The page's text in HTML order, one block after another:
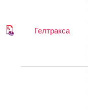
Гелтракса